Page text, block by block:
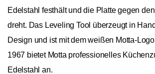
Edelstahl festhält und die Platte gegen
dreht. Das Leveling Tool überzeugt in
Design und ist mit dem weißen Motta-
1967 bietet Motta professionelles
Edelstahl an.